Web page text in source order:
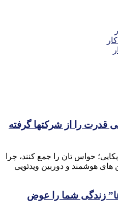
قدرت را از شرکتها گرفته
حواس تان را جمع کنند، چرا
هوشمند و دوربین ویدئویی
زندگی شما را عوض